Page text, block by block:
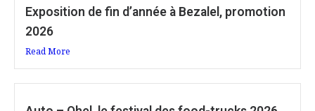
Exposition de fin d’année à Bezalel, promotion
2026
Read More